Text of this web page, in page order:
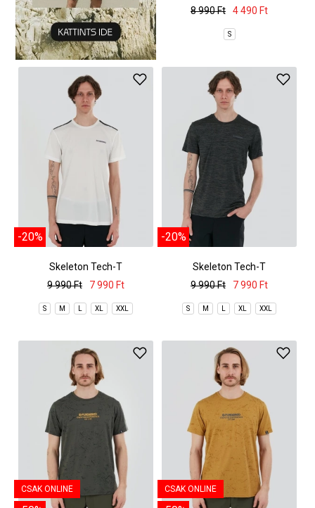
8 990 Ft
4 490 Ft
S
-20%
Skeleton Tech-T
9 990 Ft
7 990 Ft
S M L XL XXL
-20%
Skeleton Tech-T
9 990 Ft
7 990 Ft
S M L XL XXL
CSAK ONLINE CSAK ONLINE